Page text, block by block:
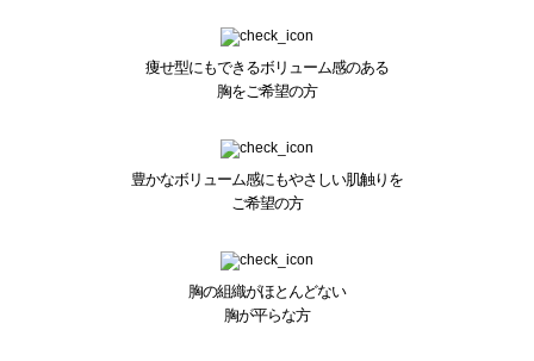
痩せ型にもできるボリューム感のある
胸をご希望の方
豊かなボリューム感にもやさしい肌触りを
ご希望の方
胸の組織がほとんどない
胸が平らな方